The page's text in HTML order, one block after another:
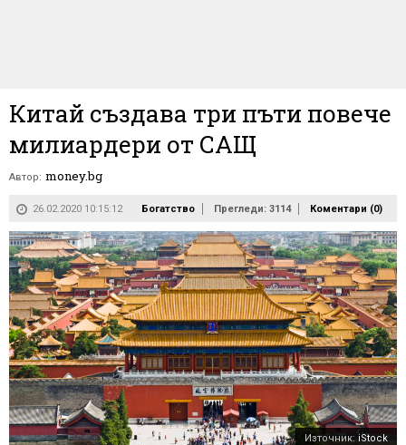
Китай създава три пъти повече
милиардери от САЩ
Автор: money.bg
26.02.2020 10:15:12 Богатство Прегледи: 3114 Коментари (0)
Източник: iStock